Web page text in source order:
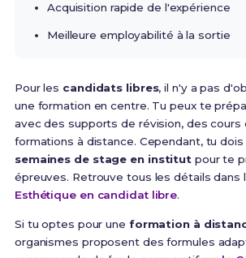
Acquisition rapide de l'expérience
Meilleure employabilité à la sortie
Pour les candidats libres, il n'y a pas
une formation en centre. Tu peux te
avec des supports de révision, des cours
formations à distance. Cependant, tu
semaines de stage en institut pour te
épreuves. Retrouve tous les détails dans
Esthétique en candidat libre.
Si tu optes pour une formation à
organismes proposent des formules